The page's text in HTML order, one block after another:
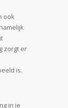
ook
zorgt er
is.
in je